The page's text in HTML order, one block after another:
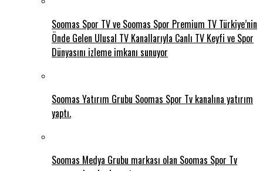
Soomas Spor TV ve Soomas Spor Premium TV Türkiye’nin
Önde Gelen Ulusal TV Kanallarıyla Canlı TV Keyfi ve Spor
Dünyasını izleme imkanı sunuyor
Soomas Yatırım Grubu Soomas Spor Tv kanalına yatırım
yaptı.
Soomas Medya Grubu markası olan Soomas Spor Tv